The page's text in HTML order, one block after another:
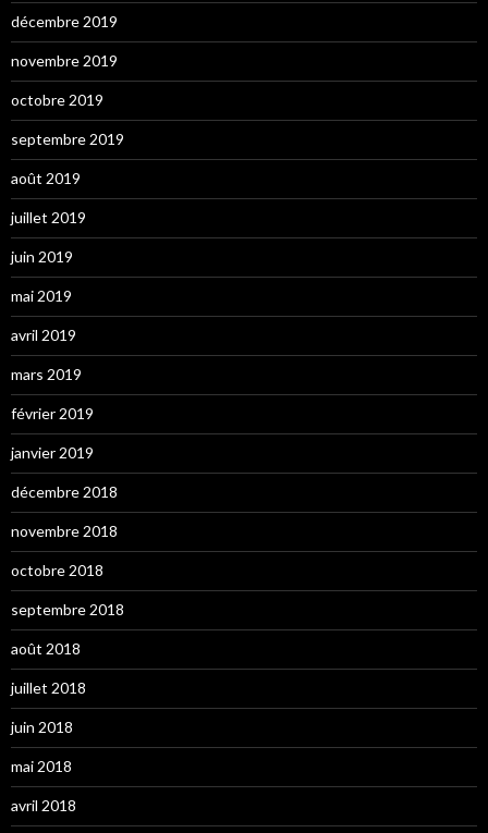
décembre 2019
novembre 2019
octobre 2019
septembre 2019
août 2019
juillet 2019
juin 2019
mai 2019
avril 2019
mars 2019
février 2019
janvier 2019
décembre 2018
novembre 2018
octobre 2018
septembre 2018
août 2018
juillet 2018
juin 2018
mai 2018
avril 2018